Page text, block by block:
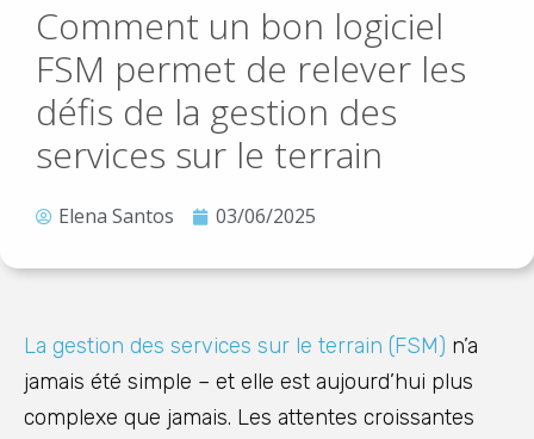
Comment un bon logiciel
FSM permet de relever les
défis de la gestion des
services sur le terrain
Elena Santos 03/06/2025
La gestion des services sur le terrain (FSM) n’a
jamais été simple – et elle est aujourd’hui plus
complexe que jamais. Les attentes croissantes